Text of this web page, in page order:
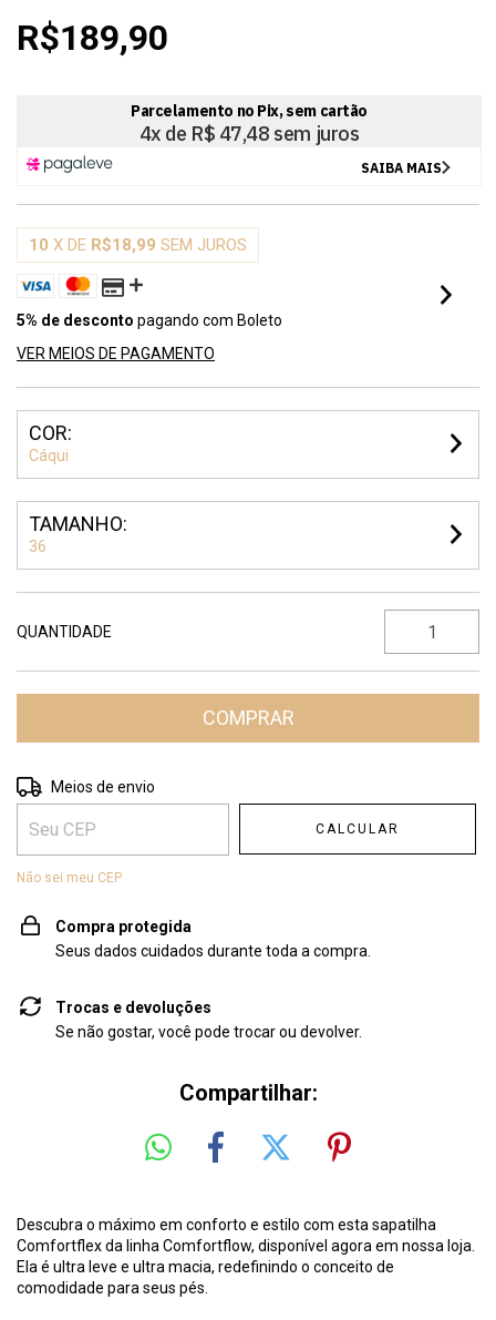
R$189,90
10 X DE R$18,99 SEM JUROS
5% de desconto pagando com Boleto
VER MEIOS DE PAGAMENTO
COR:
Cáqui
TAMANHO:
36
QUANTIDADE
Entregas para o CEP:
Meios de envio
CALCULAR
Não sei meu CEP
Compra protegida
Seus dados cuidados durante toda a compra.
Trocas e devoluções
Se não gostar, você pode trocar ou devolver.
Compartilhar:
Descubra o máximo em conforto e estilo com esta sapatilha
Comfortflex da linha Comfortflow, disponível agora em nossa loja.
Ela é ultra leve e ultra macia, redefinindo o conceito de
comodidade para seus pés.